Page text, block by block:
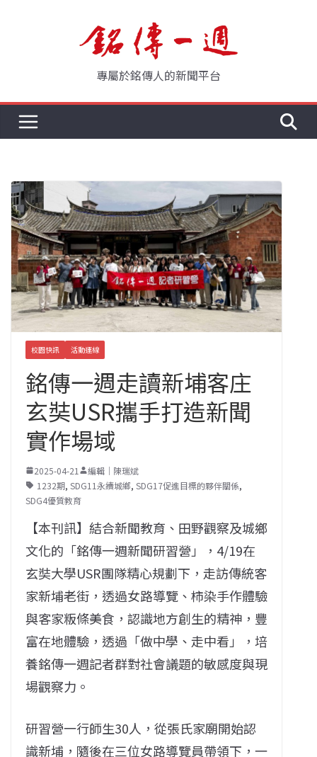
專屬於銘傳人的新聞平台
校園快訊 活動連線
銘傳一週走讀新埔客庄
玄奘USR攜手打造新聞
實作場域
2025-04-21
編輯｜陳瑞斌
1232期, SDG11永續城鄉, SDG17促進目標的夥伴關係,
SDG4優質教育
【本刊訊】結合新聞教育、田野觀察及城鄉
文化的「銘傳一週新聞研習營」，4/19在
玄奘大學USR團隊精心規劃下，走訪傳統客
家新埔老街，透過女路導覽、柿染手作體驗
與客家粄條美食，認識地方創生的精神，豐
富在地體驗，透過「做中學、走中看」，培
養銘傳一週記者群對社會議題的敏感度與現
場觀察力。
研習營一行師生30人，從張氏家廟開始認
識新埔，隨後在三位女路導覽員帶領下，一